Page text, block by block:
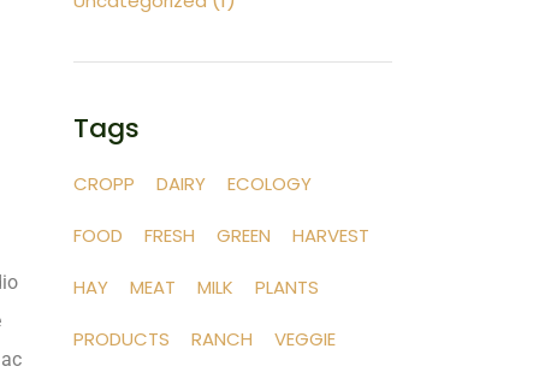
Tags
CROPP DAIRY ECOLOGY
FOOD FRESH GREEN HARVEST
HAY MEAT MILK PLANTS
PRODUCTS RANCH VEGGIE